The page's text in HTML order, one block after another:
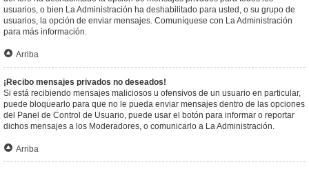
usuarios, o bien La Administración ha deshabilitado para usted, o su grupo de
usuarios, la opción de enviar mensajes. Comuníquese con La Administración
para más información.
Arriba
¡Recibo mensajes privados no deseados!
Si está recibiendo mensajes maliciosos u ofensivos de un usuario en particular,
puede bloquearlo para que no le pueda enviar mensajes dentro de las opciones
del Panel de Control de Usuario, puede usar el botón para informar o reportar
dichos mensajes a los Moderadores, o comunicarlo a La Administración.
Arriba